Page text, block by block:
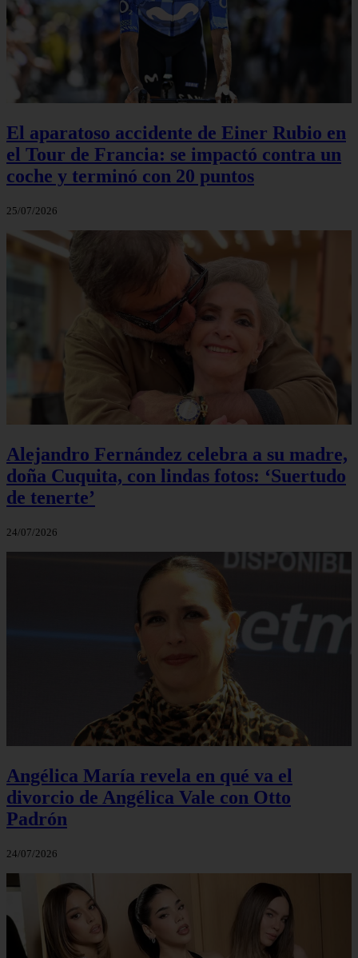
El aparatoso accidente de Einer Rubio en
el Tour de Francia: se impactó contra un
coche y terminó con 20 puntos
25/07/2026
Alejandro Fernández celebra a su madre,
doña Cuquita, con lindas fotos: ‘Suertudo
de tenerte’
24/07/2026
Angélica María revela en qué va el
divorcio de Angélica Vale con Otto
Padrón
24/07/2026